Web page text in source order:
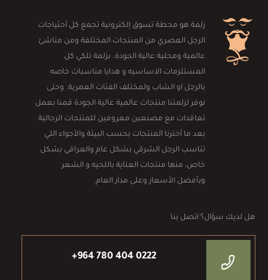
زلمة هو محطة تسوق إلكترونية تجمع كل أحتياجات
الرجل العصري من المنتجات المختلفة ومن مناشئ
عالمية ومحلية عالية الجودة. بزلمة تلكي كل
المستلزمات الاساسيه و هدايا مناسبات خاصه
بالرجل او الشاب ولمختلف الفئات العمرية. وحتى
نوفر لزلمتنا منتجات عالمية عالية الجودة قمنا بعمل
تعاقدات مع مصنعين معروفين للمنتجات الرجالية
بعد ما أخترنا المنتجات بحسب البيئة والأجواء اللي
تناسب الرجل الشرقي بشكل عام والعراقي بشكل
خاص، منها منتجات العناية باللحيه و الشعر
وبأفضل الأسعار وعلى مدار العام.
هل لديك سؤال؟ اتصل بنا
+964 780 404 0222